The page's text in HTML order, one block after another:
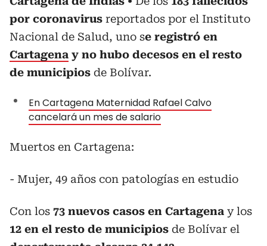
por coronavirus reportados por el Instituto
Nacional de Salud, uno se registró en
Cartagena y no hubo decesos en el resto
de municipios de Bolívar.
En Cartagena Maternidad Rafael Calvo
cancelará un mes de salario
Muertos en Cartagena:
- Mujer, 49 años con patologías en estudio
Con los 73 nuevos casos en Cartagena y los
12 en el resto de municipios de Bolívar el